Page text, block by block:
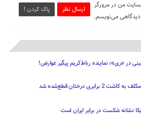
ارسال نظر پاک کردن !
من در مرورگر
دیدگاهی می‌نویسم.
در «ری»؛ نماینده رباط‌کریم پیگیر عوارض!
2 برابری درختان قطع‌شده شد
نشانه شکست در برابر ایران است